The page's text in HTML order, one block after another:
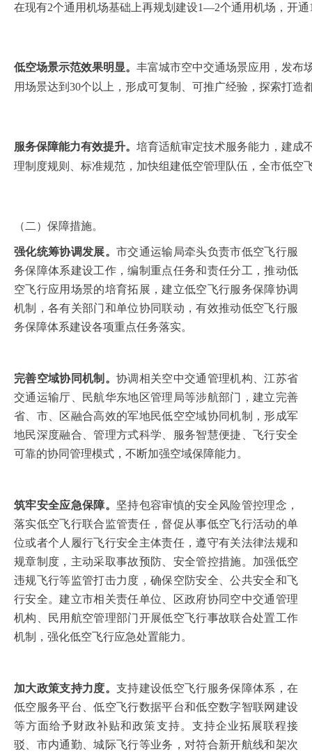
在现有2个通用机场基础上再规划建设1—2个通用机场，开通
低空场景示范效果明显。 丰富城市空中交通场景应用，发布
用场景达到30个以上，形成可复制、可推广经验，探索打
服务保障能力有效提升。 培育适航审定技术服务能力，建成
理制度规则、标准规范，加快组建低空管理队伍，全市低空
（二） 保障措施。
强化统筹协调发展。 市交通运输局牵头负责市低空飞行服
务保障体系建设工作，编制重点任务和责任分工，推动低
空飞行应用场景的培育拓展，建立低空飞行服务保障协调
机制，各有关部门和单位协同联动，有效推动低空飞行服
务保障体系建设各项重点任务落实。
完善空域协同机制。 协调相关空中交通管理机构、江苏省
交通运输厅、民航华东地区管理局等涉航部门，建立完善
省、市、区融合高效的军地民低空空域协同机制，形成军
地民深度融合、管理方式科学、服务智慧便捷、飞行安全
可靠的协同管理模式，不断加强空域保障能力。
筑牢安全应急保障。 坚持包容审慎的安全风险管控理念，
落实低空飞行联合监管责任，督促从事低空飞行活动的单
位或者个人履行飞行安全主体责任，遵守有关法律法规和
规章制度，主动采取事故预防、安全管控措施。加强低空
违规飞行等监管打击力度，确保空防安全、公共安全和飞
行安全。建立市相关责任单位、区政府协同空中交通管理
机构、民用航空管理部门开展低空飞行事故联合处置工作
机制，强化低空飞行应急处置能力。
加大政策支持力度。 支持建设低空飞行服务保障体系，在
低空服务平台、低空飞行数据平台和低空数字智联网建设
等方面给予财政补贴和政策支持。支持企业拓展联程接
驳、市内通勤、城际飞行等业务，对符合新开航线和架次